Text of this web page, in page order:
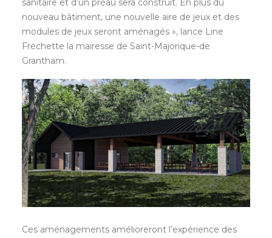
nouveau bâtiment, une nouvelle aire de jeux et des
modules de jeux seront aménagés », lance Line
Fréchette la mairesse de Saint-Majorique-de
Grantham.
Ces aménagements amélioreront l’expérience des